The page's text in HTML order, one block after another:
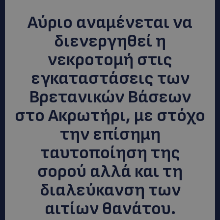
Αύριο αναμένεται να
διενεργηθεί η
νεκροτομή στις
εγκαταστάσεις των
Βρετανικών Βάσεων
στο Ακρωτήρι, με στόχο
την επίσημη
ταυτοποίηση της
σορού αλλά και τη
διαλεύκανση των
αιτίων θανάτου.